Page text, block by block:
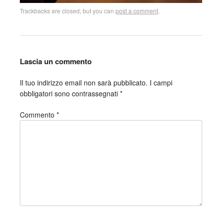
Trackbacks are closed, but you can post a comment
Lascia un commento
Il tuo indirizzo email non sarà pubblicato. I campi
obbligatori sono contrassegnati *
Commento *